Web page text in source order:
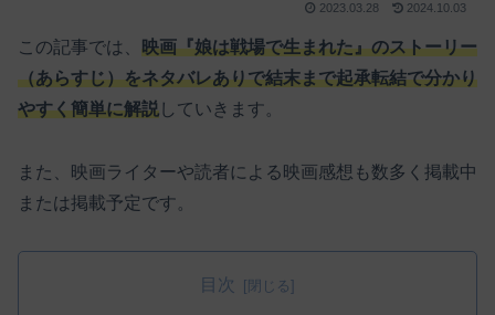
2023.03.28 2024.10.03
この記事では、 映画『娘は戦場で生まれた』のストーリー
（あらすじ）をネタバレありで結末まで起承転結で分かり
やすく簡単に解説 していきます。
また、映画ライターや読者による映画感想も数多く掲載中
または掲載予定です。
目次